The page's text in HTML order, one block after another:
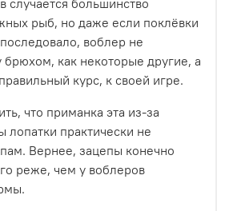
рыб, но даже если поклёвки
воблер не
брюхом, как некоторые другие, а
курс, к своей игре.
что приманка эта из-за
практически не
Вернее, зацепы конечно
реже, чем у воблеров